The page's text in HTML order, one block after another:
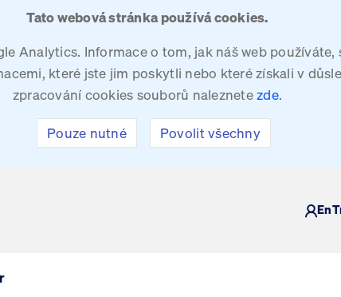
Tato webová stránka používá cookies.
Analytics. Informace o tom, jak náš web
které jste jim poskytli nebo které získali v
zpracování cookies souborů naleznetezde.
Pouze nutné Povolit všechny
En